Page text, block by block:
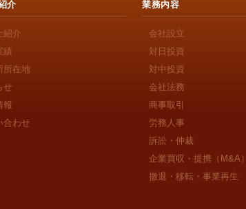
介
紹介
績
所在地
せ
報
合わせ
業務内容
会社設立
対日投資
対中投資
会社法務
商事取引
労務人事
訴訟・仲裁
企業買収・提携（M&A）
撤退・移転・事業再生